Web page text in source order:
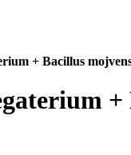
+ Bacillus